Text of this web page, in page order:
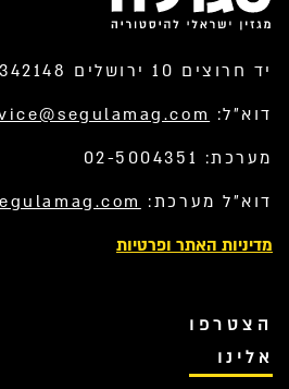
יד חרוצים 10 ירושלים 9342148
דוא”ל:
מערכת: 02-5004351
דוא”ל מערכת:
מדיניות האתר ופרטיות
הצטרפו
אלינו